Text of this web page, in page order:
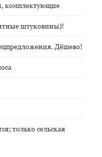
комплектующие
штуковины)!
Дёшево!
только сельская